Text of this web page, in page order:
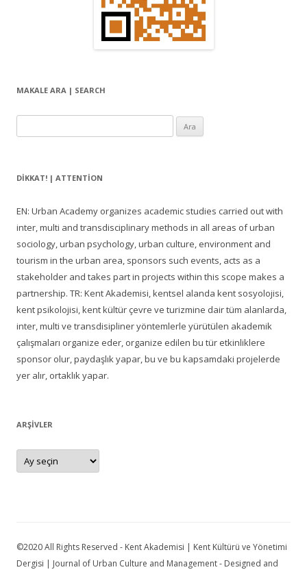
MAKALE ARA | SEARCH
DIKKAT! | ATTENTION
EN: Urban Academy organizes academic studies carried out with
inter, multi and transdisciplinary methods in all areas of urban
sociology, urban psychology, urban culture, environment and
tourism in the urban area, sponsors such events, acts as a
stakeholder and takes part in projects within this scope makes a
partnership. TR: Kent Akademisi, kentsel alanda kent sosyolojisi,
kent psikolojisi, kent kültür çevre ve turizmine dair tüm alanlarda,
inter, multi ve transdisipliner yöntemlerle yürütülen akademik
çalışmaları organize eder, organize edilen bu tür etkinliklere
sponsor olur, paydaşlık yapar, bu ve bu kapsamdaki projelerde
yer alır, ortaklık yapar.
ARŞIVLER
Arşivler
©2020 All Rights Reserved - Kent Akademisi | Kent Kültürü ve Yönetimi
Dergisi | Journal of Urban Culture and Management - Designed and